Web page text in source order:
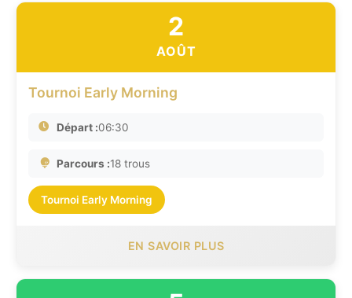
2
AOÛT
Tournoi Early Morning
Départ :06:30
Parcours :18 trous
Tournoi Early Morning
EN SAVOIR PLUS